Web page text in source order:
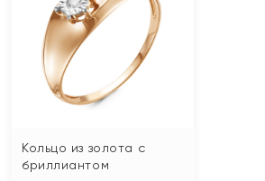
Кольцо из золота с
бриллиантом